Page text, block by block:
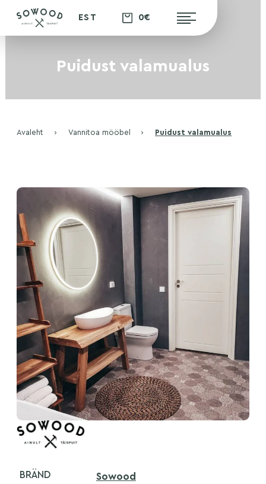
EST 0€
Puidust valamualus
Avaleht › Vannitoa mööbel › Puidust valamualus
BRÄND Sowood